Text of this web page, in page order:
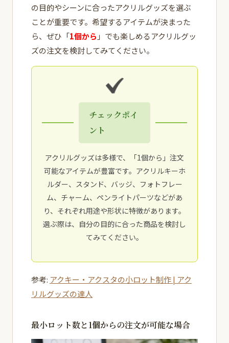
の目的やシーンに合ったアクリルグッズを選ぶ
ことが重要です。希望するアイテムが決まった
ら、ぜひ「1個から 」でも楽しめるアクリルグッ
ズの注文を検討してみてください。
チェックポイ
ント
アクリルグッズは多様で、「1個から」注文
可能なアイテムが豊富です。アクリルキーホ
ルダー、スタンド、バッジ、フォトフレー
ム、チャーム、ペンライトパーツなどがあ
り、それぞれ用途や形状に特徴があります。
選ぶ際は、自分の目的に合った商品を検討し
てみてください。
参考: アクキー・アクスタの小ロット制作 | アク
リルグッズの達人
最小ロット数と1個からの注文が可能な場合